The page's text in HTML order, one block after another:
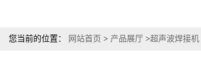
您当前的位置： 网站首页 > 产品展厅 >超声波焊接机